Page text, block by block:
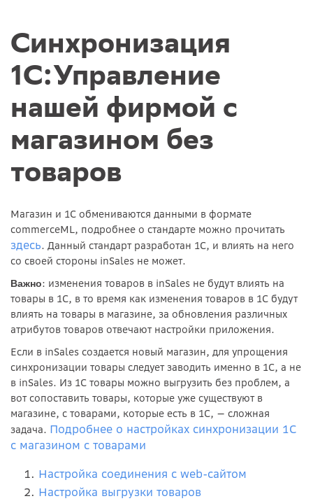
Синхронизация
1С:Управление
нашей фирмой с
магазином без
товаров
Магазин и 1С обмениваются данными в формате
commerceML, подробнее о стандарте можно прочитать
здесь. Данный стандарт разработан 1С, и влиять на него
со своей стороны inSales не может.
Важно: изменения товаров в inSales не будут влиять на
товары в 1С, в то время как изменения товаров в 1С будут
влиять на товары в магазине, за обновления различных
атрибутов товаров отвечают настройки приложения.
Если в inSales создается новый магазин, для упрощения
синхронизации товары следует заводить именно в 1С, а не
в inSales. Из 1С товары можно выгрузить без проблем, а
вот сопоставить товары, которые уже существуют в
магазине, с товарами, которые есть в 1С, — сложная
задача. Подробнее о настройках синхронизации 1С
с магазином с товарами
Настройка соединения с web-сайтом
Настройка выгрузки товаров